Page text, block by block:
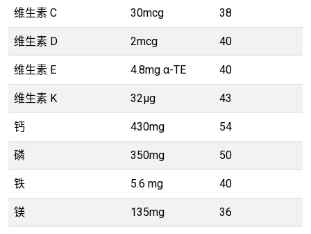
维生素 C 30mcg 38
维生素 D 2mcg 40
维生素 E 4.8mg α-TE 40
维生素 K 32µg 43
钙 430mg 54
磷 350mg 50
铁 5.6 mg 40
镁 135mg 36